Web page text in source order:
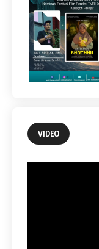
VIDEO